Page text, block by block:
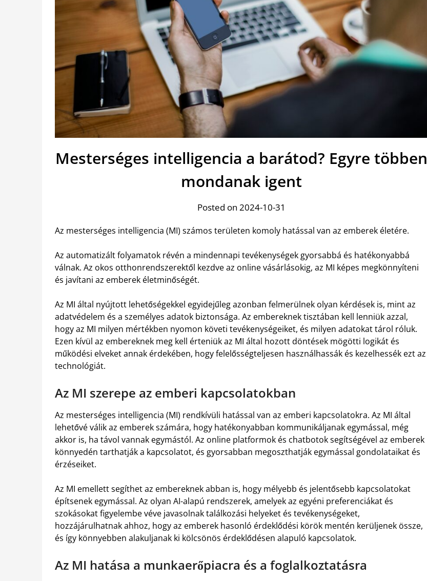
Mesterséges intelligencia a barátod? Egyre többen
mondanak igent
Posted on 2024-10-31
Az mesterséges intelligencia (MI) számos területen komoly hatással van az emberek életére.
Az automatizált folyamatok révén a mindennapi tevékenységek gyorsabbá és hatékonyabbá
válnak. Az okos otthonrendszerektől kezdve az online vásárlásokig, az MI képes megkönnyíteni
és javítani az emberek életminőségét.
Az MI által nyújtott lehetőségekkel egyidejűleg azonban felmerülnek olyan kérdések is, mint az
adatvédelem és a személyes adatok biztonsága. Az embereknek tisztában kell lenniük azzal,
hogy az MI milyen mértékben nyomon követi tevékenységeiket, és milyen adatokat tárol róluk.
Ezen kívül az embereknek meg kell érteniük az MI által hozott döntések mögötti logikát és
működési elveket annak érdekében, hogy felelősségteljesen használhassák és kezelhessék ezt az
technológiát.
Az MI szerepe az emberi kapcsolatokban
Az mesterséges intelligencia (MI) rendkívüli hatással van az emberi kapcsolatokra. Az MI által
lehetővé válik az emberek számára, hogy hatékonyabban kommunikáljanak egymással, még
akkor is, ha távol vannak egymástól. Az online platformok és chatbotok segítségével az emberek
könnyedén tarthatják a kapcsolatot, és gyorsabban megoszthatják egymással gondolataikat és
érzéseiket.
Az MI emellett segíthet az embereknek abban is, hogy mélyebb és jelentősebb kapcsolatokat
építsenek egymással. Az olyan AI-alapú rendszerek, amelyek az egyéni preferenciákat és
szokásokat figyelembe véve javasolnak találkozási helyeket és tevékenységeket,
hozzájárulhatnak ahhoz, hogy az emberek hasonló érdeklődési körök mentén kerüljenek össze,
és így könnyebben alakuljanak ki kölcsönös érdeklődésen alapuló kapcsolatok.
Az MI hatása a munkaerőpiacra és a foglalkoztatásra